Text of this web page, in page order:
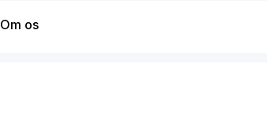
Om os